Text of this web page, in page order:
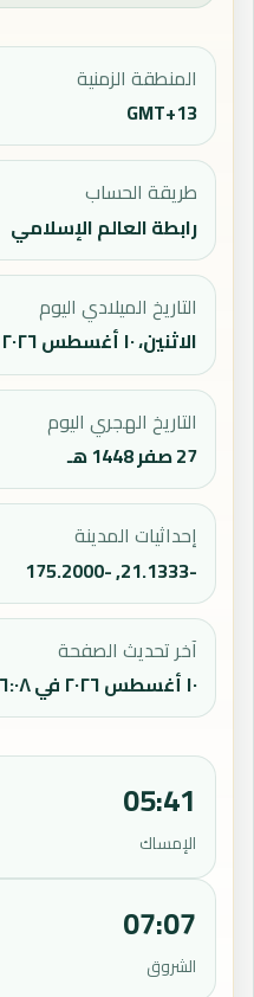
المنطقة الزمنية
GMT+13
طريقة الحساب
رابطة العالم الإسلامي
التاريخ الميلادي اليوم
الاثنين، ١٠ أغسطس ٢٠٢٦
التاريخ الهجري اليوم
27 صفر 1448 هـ
إحداثيات المدينة
-21.1333, -175.2000
آخر تحديث الصفحة
١٠ أغسطس ٢٠٢٦ في ٦:٠٨ م
05:41
الإمساك
07:07
الشروق